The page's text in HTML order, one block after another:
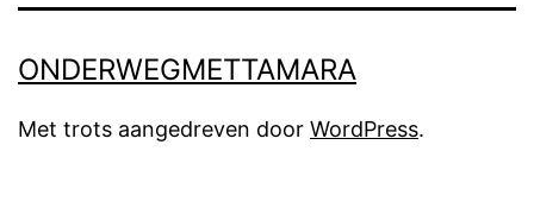
ONDERWEGMETTAMARA
Met trots aangedreven door WordPress.